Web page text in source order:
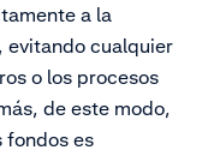
a la
evitando cualquier
o los procesos
de este modo,
fondos es